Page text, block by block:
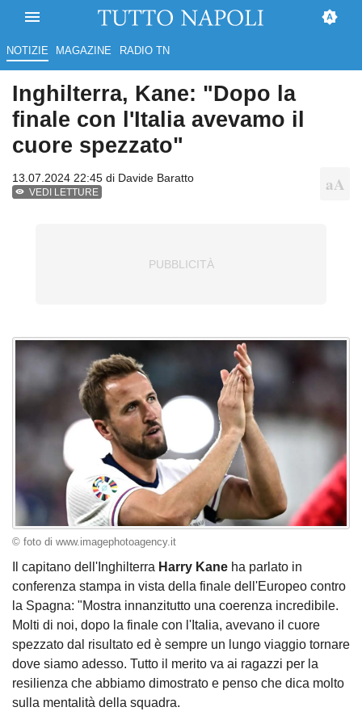
NOTIZIE MAGAZINE RADIO TN
Inghilterra, Kane: "Dopo la
finale con l'Italia avevamo il
cuore spezzato"
13.07.2024 22:45 di Davide Baratto
VEDI LETTURE
© foto di www.imagephotoagency.it
Il capitano dell'Inghilterra Harry Kane ha parlato in
conferenza stampa in vista della finale dell'Europeo contro
la Spagna: "Mostra innanzitutto una coerenza incredibile.
Molti di noi, dopo la finale con l'Italia, avevano il cuore
spezzato dal risultato ed è sempre un lungo viaggio tornare
dove siamo adesso. Tutto il merito va ai ragazzi per la
resilienza che abbiamo dimostrato e penso che dica molto
sulla mentalità della squadra.